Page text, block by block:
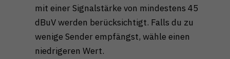
mit einer Signalstärke von mindestens 45
dBuV werden berücksichtigt. Falls du zu
wenige Sender empfängst, wähle einen
niedrigeren Wert.